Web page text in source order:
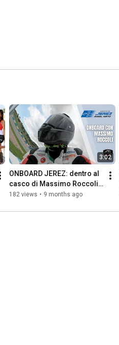
3:02
ONBOARD JEREZ: dentro al
casco di Massimo Roccoli
🔥
182 views • 9 months ago